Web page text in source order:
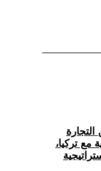
مع تركيا،